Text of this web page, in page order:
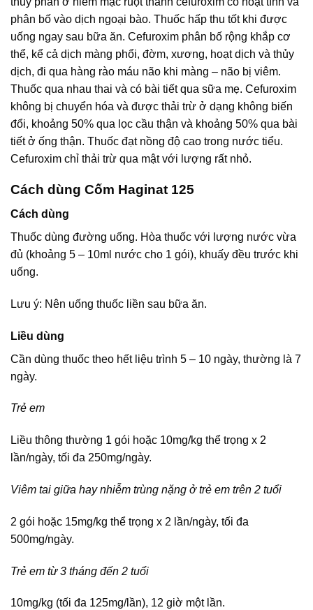
phân bố vào dịch ngoại bào. Thuốc hấp thu tốt khi được
uống ngay sau bữa ăn. Cefuroxim phân bố rộng khắp cơ
thể, kể cả dịch màng phổi, đờm, xương, hoạt dịch và thủy
dịch, đi qua hàng rào máu não khi màng – não bị viêm.
Thuốc qua nhau thai và có bài tiết qua sữa mẹ. Cefuroxim
không bị chuyển hóa và được thải trừ ở dạng không biến
đổi, khoảng 50% qua lọc cầu thận và khoảng 50% qua bài
tiết ở ống thận. Thuốc đạt nồng độ cao trong nước tiểu.
Cefuroxim chỉ thải trừ qua mật với lượng rất nhỏ.
Cách dùng Cốm Haginat 125
Cách dùng
Thuốc dùng đường uống. Hòa thuốc với lượng nước vừa
đủ (khoảng 5 – 10ml nước cho 1 gói), khuấy đều trước khi
uống.
Lưu ý: Nên uống thuốc liền sau bữa ăn.
Liều dùng
Cần dùng thuốc theo hết liệu trình 5 – 10 ngày, thường là 7
ngày.
Trẻ em
Liều thông thường 1 gói hoặc 10mg/kg thể trọng x 2
lần/ngày, tối đa 250mg/ngày.
Viêm tai giữa hay nhiễm trùng nặng ở trẻ em trên 2 tuổi
2 gói hoặc 15mg/kg thể trọng x 2 lần/ngày, tối đa
500mg/ngày.
Trẻ em từ 3 tháng đến 2 tuổi
10mg/kg (tối đa 125mg/lần), 12 giờ một lần.